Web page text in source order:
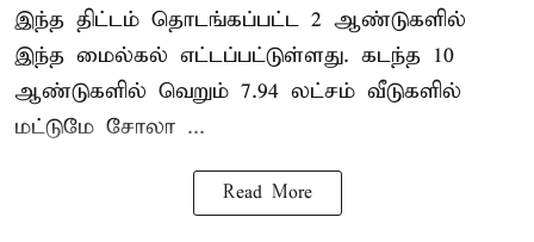
இந்த திட்டம் தொடங்கப்பட்ட 2 ஆண்டுகளில்
இந்த மைல்கல் எட்டப்பட்டுள்ளது. கடந்த 10
ஆண்டுகளில் வெறும் 7.94 லட்சம் வீடுகளில்
மட்டுமே சோலா ...
Read More